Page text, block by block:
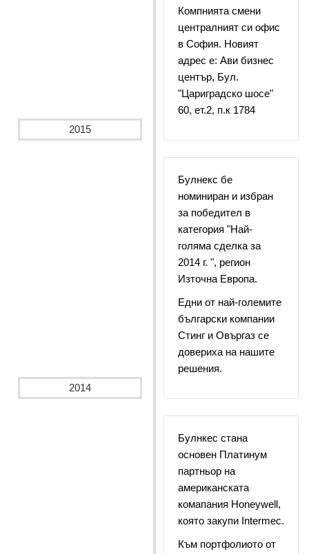
Компнията смени
централният си офис
в София. Новият
адрес е: Ави бизнес
център, Бул.
"Цариградско шосе"
60, ет.2, п.к 1784
Булнекс бе
номиниран и избран
за победител в
категория "Най-
голяма сделка за
2014 г. ", регион
Източна Европа.
Едни от най-големите
български компании
Стинг и Овъргаз се
довериха на нашите
решения.
2015
Булнкес стана
основен Платинум
партньор на
американската
комапания Honeywell,
която закупи Intermec.
Към портфолиото от
2014